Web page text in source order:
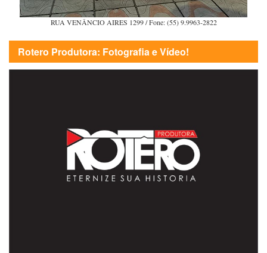
RUA VENÂNCIO AIRES 1299 / Fone: (55) 9.9963-2822
Rotero Produtora: Fotografia e Vídeo!